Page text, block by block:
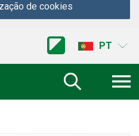
de cookies
PT